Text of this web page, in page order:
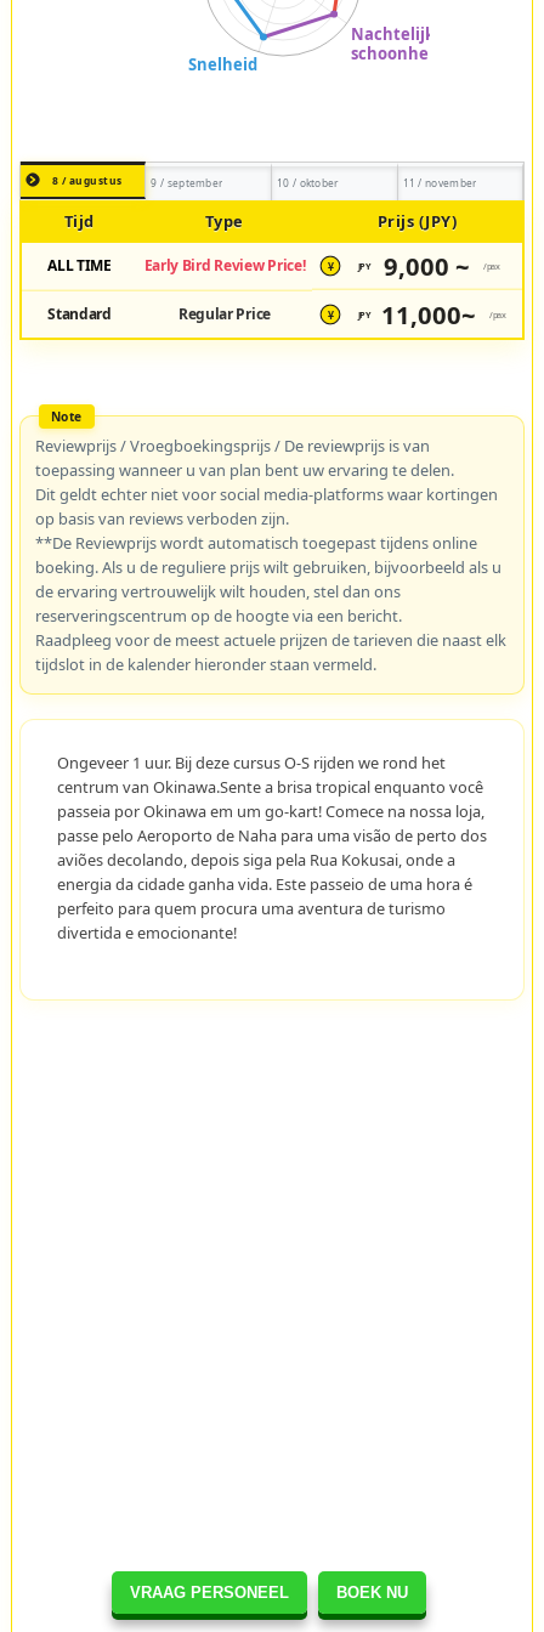
VRAAG PERSONEEL BOEK NU
8 / augustus 9 / september 10 / oktober 11 / november
Tijd Type Prijs (JPY)
ALL TIME Early Bird Review Price! ¥ JPY 9,000 ~ /pax
Standard Regular Price ¥ JPY 11,000~ /pax
Reviewprijs / Vroegboekingsprijs / De reviewprijs is van
toepassing wanneer u van plan bent uw ervaring te delen.
Dit geldt echter niet voor social media-platforms waar kortingen
op basis van reviews verboden zijn.
**De Reviewprijs wordt automatisch toegepast tijdens online
boeking. Als u de reguliere prijs wilt gebruiken, bijvoorbeeld als u
de ervaring vertrouwelijk wilt houden, stel dan ons
reserveringscentrum op de hoogte via een bericht.
Raadpleeg voor de meest actuele prijzen de tarieven die naast elk
tijdslot in de kalender hieronder staan vermeld.
Ongeveer 1 uur. Bij deze cursus O-S rijden we rond het
centrum van Okinawa.Sente a brisa tropical enquanto você
passeia por Okinawa em um go-kart! Comece na nossa loja,
passe pelo Aeroporto de Naha para uma visão de perto dos
aviões decolando, depois siga pela Rua Kokusai, onde a
energia da cidade ganha vida. Este passeio de uma hora é
perfeito para quem procura uma aventura de turismo
divertida e emocionante!